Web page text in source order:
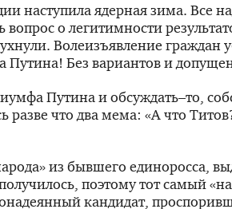
наступила ядерная зима. Все
вопрос о легитимности
Волеизъявление граждан
Путина! Без вариантов и
Путина и обсуждать–то,
разве что два мема: «А что
из бывшего единоросса,
поэтому тот самый
кандидат,